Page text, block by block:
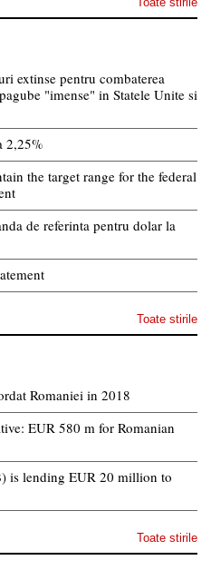
extinse pentru combaterea
"imense" in Statele Unite si
2,25%
the target range for the federal
de referinta pentru dolar la
Toate stirile
Romaniei in 2018
EUR 580 m for Romanian
is lending EUR 20 million to
Toate stirile